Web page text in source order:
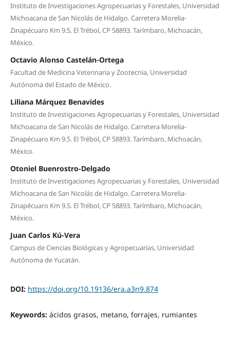
Instituto de Investigaciones Agropecuarias y Forestales, Universidad
Michoacana de San Nicolás de Hidalgo. Carretera Morelia-
Zinapécuaro Km 9.5. El Trébol, CP 58893. Tarímbaro, Michoacán,
México.
Octavio Alonso Castelán-Ortega
Facultad de Medicina Veterinaria y Zootecnia, Universidad
Autónoma del Estado de México.
Liliana Márquez Benavides
Instituto de Investigaciones Agropecuarias y Forestales, Universidad
Michoacana de San Nicolás de Hidalgo. Carretera Morelia-
Zinapécuaro Km 9.5. El Trébol, CP 58893. Tarímbaro, Michoacán,
México.
Otoniel Buenrostro-Delgado
Instituto de Investigaciones Agropecuarias y Forestales, Universidad
Michoacana de San Nicolás de Hidalgo. Carretera Morelia-
Zinapécuaro Km 9.5. El Trébol, CP 58893. Tarímbaro, Michoacán,
México.
Juan Carlos Kú-Vera
Campus de Ciencias Biológicas y Agropecuarias, Universidad
Autónoma de Yucatán.
DOI: https://doi.org/10.19136/era.a3n9.874
Keywords: ácidos grasos, metano, forrajes, rumiantes